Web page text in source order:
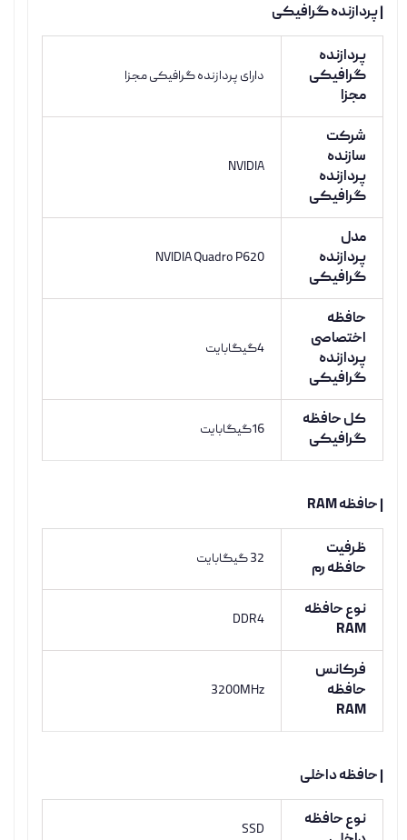
| پردازنده گرافیکی
پردازنده
گرافیکی
مجزا
دارای پردازنده گرافیکی مجزا
شرکت
سازنده
پردازنده
گرافیکی
NVIDIA
مدل
پردازنده
گرافیکی
NVIDIA Quadro P620
حافظه
اختصاصی
پردازنده
گرافیکی
4گیگابایت
کل حافظه
گرافیکی
16گیگابایت
| حافظه RAM
ظرفیت
حافظه رم
32 گيگابايت
نوع حافظه
RAM
DDR4
فرکانس
حافظه
RAM
3200MHz
| حافظه داخلی
نوع حافظه
SSD